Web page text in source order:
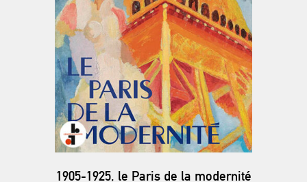
1905-1925, le Paris de la modernité